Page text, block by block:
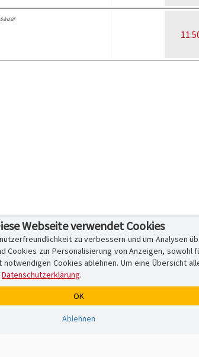
Webseite verwendet Cookies
zu verbessern und um Analysen
zur Personalisierung von Anzeigen,
Cookies ablehnen. Um eine Übersicht
Datenschutzerklärung.
OK
Ablehnen